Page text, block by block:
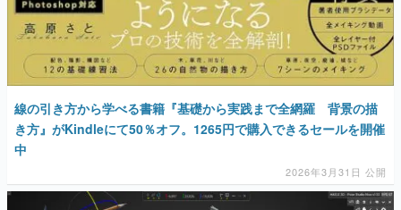
線の引き方から学べる書籍『基礎から実践まで全網羅 背景の描
き方』がKindleにて50％オフ。1265円で購入できるセールを開催
中
2026年3月31日 公開